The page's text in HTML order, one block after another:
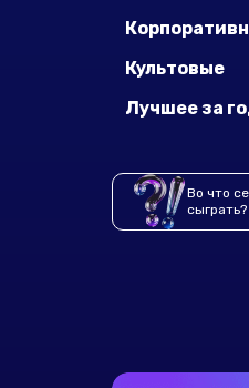
Культовые
Лучшее за
Во что
сыграть?